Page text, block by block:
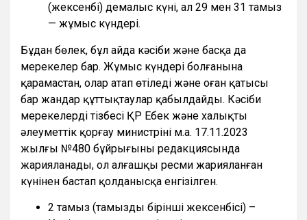
(жексенбі) демалыс күні, ал 29 мен 31 тамыз
— жұмыс күндері.
Бұдан бөлек, бұл айда кәсіби және басқа да
мерекелер бар. Жұмыс күндері болғанына
қарамастан, олар атап өтіледі және оған қатысы
бар жандар құттықтаулар қабылдайды. Кәсіби
мерекелердің тізбесі ҚР Еңбек және халықты
әлеуметтік қорғау министрінің м.а. 17.11.2023
жылғы №480 бұйрығының редакциясында
жарияланады, ол алғашқы ресми жарияланған
күнінен бастап қолданысқа енгізілген.
2 тамыз (тамыздың бірінші жексенбісі) –